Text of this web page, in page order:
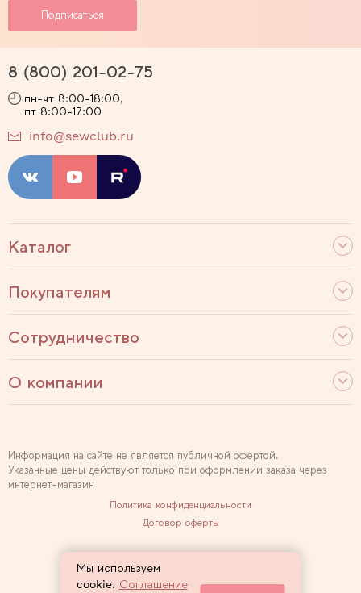
Каталог
Покупателям
Сотрудничество
О компании
8 (800) 201-02-75
пн-чт 8:00-18:00,
пт 8:00-17:00
info@sewclub.ru
Информация на сайте не является публичной офертой.
Указанные цены действуют только при оформлении заказа через
интернет-магазин
Политика конфиденциальности
Договор оферты
Мы используем
cookie. Соглашение